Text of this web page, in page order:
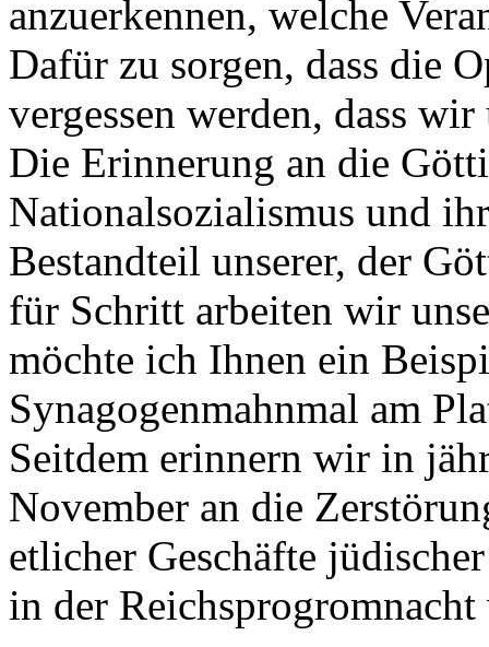
anzuerkennen, welche
Dafür zu sorgen, dass die
vergessen werden, dass
Die Erinnerung an die
Nationalsozialismus und
Bestandteil unserer, der
für Schritt arbeiten wir
möchte ich Ihnen ein
Synagogenmahnmal am
Seitdem erinnern wir in
November an die
etlicher Geschäfte
in der